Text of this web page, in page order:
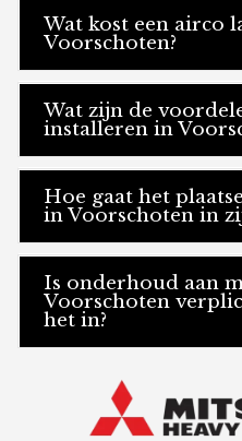
Wat kost een airco
Voorschoten?
Wat zijn de
installeren in
Hoe gaat het
in Voorschoten in
Is onderhoud aan
Voorschoten
het in?